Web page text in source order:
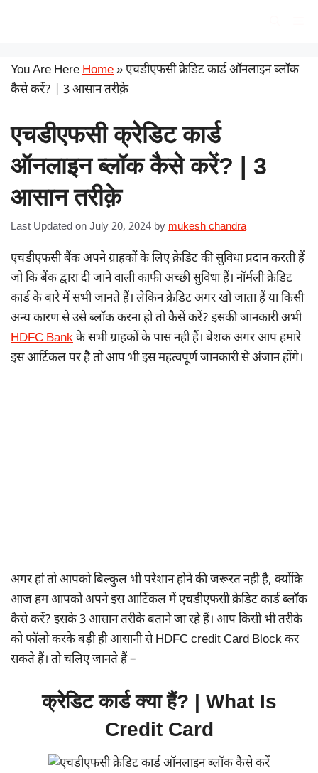
You Are HereHome»एचडीएफसी क्रेडिट कार्ड ऑनलाइन ब्लॉक
कैसे करें? | 3 आसान तरीक़े
एचडीएफसी क्रेडिट कार्ड
ऑनलाइन ब्लॉक कैसे करें? | 3
आसान तरीक़े
Last Updated on July 20, 2024 by mukesh chandra
एचडीएफसी बैंक अपने ग्राहकों के लिए क्रेडिट की सुविधा प्रदान करती हैं
जो कि बैंक द्वारा दी जाने वाली काफी अच्छी सुविधा हैं। नॉर्मली क्रेडिट
कार्ड के बारे में सभी जानते हैं। लेकिन क्रेडिट अगर खो जाता हैं या किसी
अन्य कारण से उसे ब्लॉक करना हो तो कैसें करें? इसकी जानकारी अभी
HDFC Bankके सभी ग्राहकों के पास नही हैं। बेशक अगर आप हमारे
इस आर्टिकल पर है तो आप भी इस महत्वपूर्ण जानकारी से अंजान होंगे।
अगर हां तो आपको बिल्कुल भी परेशान होने की जरूरत नही है, क्योंकि
आज हम आपको अपने इस आर्टिकल में एचडीएफसी क्रेडिट कार्ड ब्लॉक
कैसे करें? इसके 3 आसान तरीके बताने जा रहे हैं। आप किसी भी तरीके
को फॉलो करके बड़ी ही आसानी से HDFC credit Card Block कर
सकते हैं। तो चलिए जानते हैं –
क्रेडिट कार्ड क्या हैं? | What Is
Credit Card